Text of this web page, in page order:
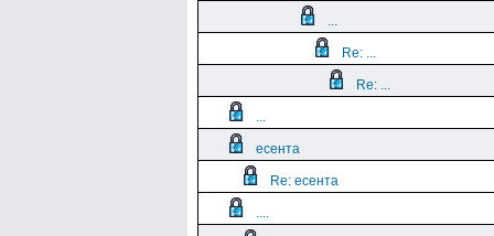
...
Re: ...
Re: ...
...
есента
Re: есента
....